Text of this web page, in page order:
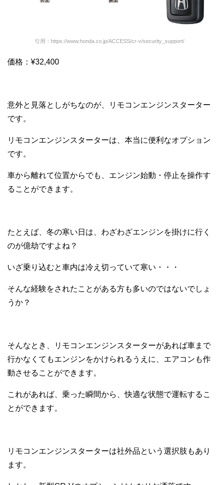
引用：https://www.honda.co.jp/ACCESS/cr-v/security_support/
価格：¥32,400
意外と見落としがちなのが、リモコンエンジンスターター
です。
リモコンエンジンスターターは、本当に便利なオプション
です。
車から離れて位置からでも、エンジン始動・停止を操作す
ることができます。
たとえば、冬の寒い日は、わざわざエンジンを掛けに行く
のが億劫ですよね？
いざ乗り込むと車内は冷え切っていて寒い・・・
そんな経験をされたことがある方も多いのではないでしょ
うか？
そんなとき、リモコンエンジンスターターがあれば車まで
行かなくてもエンジンをかけられるうえに、エアコンも作
動させることができます。
これがあれば、乗った瞬間から、快適な状態で運転するこ
とができます。
リモコンエンジンスターターは社外品という選択肢もあり
ます。